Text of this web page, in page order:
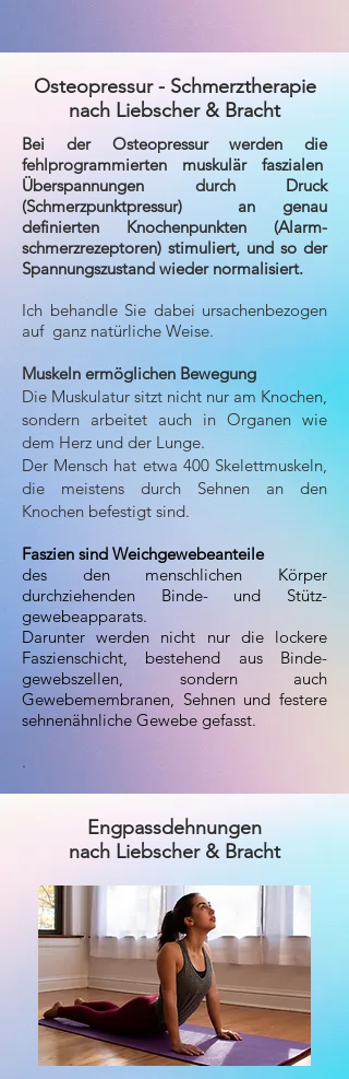
Osteopressur - Schmerztherapie
nach Liebscher & Bracht
Bei der Osteopressur werden die
fehlprogrammierten muskulär faszialen
Überspannungen durch Druck
(Schmerzpunktpressur) an genau
definierten Knochenpunkten (Alarm-
schmerzrezeptoren) stimuliert, und so der
Spannungszustand wieder normalisiert.
Ich behandle Sie dabei ursachenbezogen
auf ganz natürliche Weise.
Muskeln ermöglichen Bewegung
Die Muskulatur sitzt nicht nur am Knochen,
sondern arbeitet auch in Organen wie
dem Herz und der Lunge.
Der Mensch hat etwa 400 Skelettmuskeln,
die meistens durch Sehnen an den
Knochen befestigt sind.
Faszien sind Weichgewebeanteile
des den menschlichen Körper
durchziehenden Binde- und Stütz-
gewebeapparats.
Darunter werden nicht nur die lockere
Faszienschicht, bestehend aus Binde-
gewebszellen, sondern auch
Gewebemembranen, Sehnen und festere
sehnenähnliche Gewebe gefasst.
.
Engpassdehnungen
nach Liebscher & Bracht